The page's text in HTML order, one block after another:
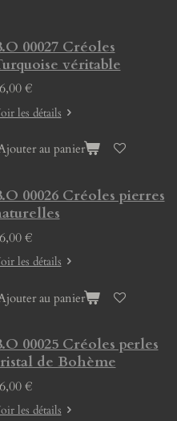
00027 Créoles
véritable
€
les détails
au panier
00026 Créoles pierres
€
les détails
au panier
00025 Créoles perles
de Bohème
€
les détails